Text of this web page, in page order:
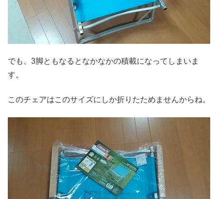
でも、3脚ともなるとなかなかの積載になってしまいま
す。
このチェアはこのサイズにしか折りたためませんからね。